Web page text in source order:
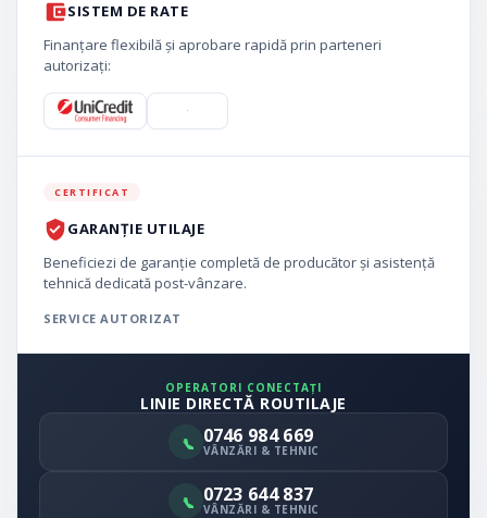
SISTEM DE RATE
Finanțare flexibilă și aprobare rapidă prin parteneri
autorizați:
CERTIFICAT
GARANȚIE UTILAJE
Beneficiezi de garanție completă de producător și asistență
tehnică dedicată post-vânzare.
SERVICE AUTORIZAT
OPERATORI CONECTAȚI
LINIE DIRECTĂ ROUTILAJE
0746 984 669
VÂNZĂRI & TEHNIC
0723 644 837
VÂNZĂRI & TEHNIC